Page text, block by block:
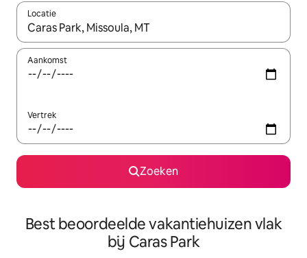
Locatie
Wanneer er suggesties beschikbaar zijn, maak je een keuze
Aankomst
Vertrek
Zoeken
Best beoordeelde vakantiehuizen vlak
bij Caras Park